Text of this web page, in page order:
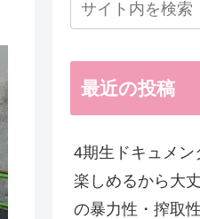
最近の投稿
4期生ドキュメン
楽しめるから大
の暴力性・搾取性